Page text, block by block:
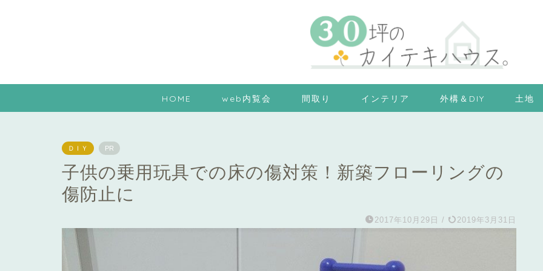
HOME web内覧会 間取り インテリア 外構＆DIY 土地
ＤＩＹ PR
子供の乗用玩具での床の傷対策！新築フローリングの
傷防止に
2017年10月29日 / 2019年3月31日